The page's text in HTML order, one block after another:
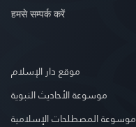
हमसे सम्पर्क करें
موقع دار الإسلام
موسوعة الأحاديث النبوية
موسوعة المصطلحات الإسلامية